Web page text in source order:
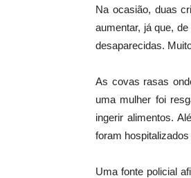
Na ocasião, duas
aumentar, já que,
desaparecidas.
As covas rasas
uma mulher foi
ingerir alimentos.
foram
Uma fonte policial